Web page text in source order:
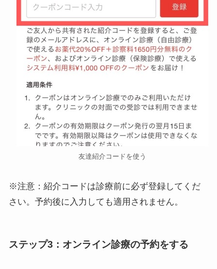
友達紹介コードを使う
※注意：紹介コードは診療前に必ず登録してくだ
さい。予約後に入力しても適用されません。
ステップ3：オンライン診療の予約をする